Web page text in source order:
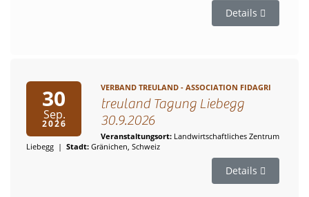
Details
30
Sep.
2026
VERBAND TREULAND - ASSOCIATION FIDAGRI
treuland Tagung Liebegg
30.9.2026
Veranstaltungsort: Landwirtschaftliches Zentrum
Liebegg | Stadt: Gränichen, Schweiz
Details